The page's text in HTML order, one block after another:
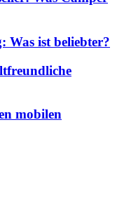
Was ist beliebter?
mobilen